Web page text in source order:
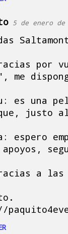
5 de enero
por
me
es una
justo
espero
a las